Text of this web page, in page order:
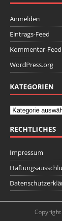
Anmelden
Eintrags-Feed
Kommentar-Feed
WordPress.org
KATEGORIEN
RECHTLICHES
Impressum